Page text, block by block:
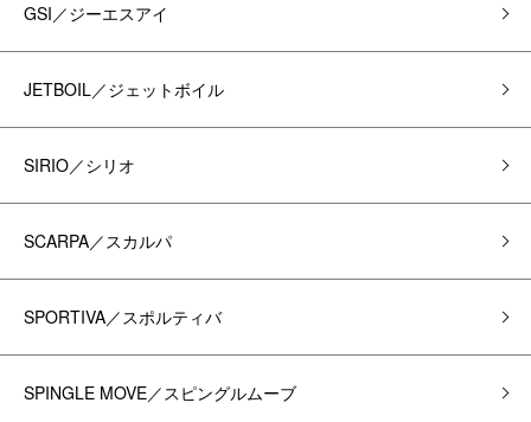
GSI／ジーエスアイ
JETBOIL／ジェットボイル
SIRIO／シリオ
SCARPA／スカルパ
SPORTIVA／スポルティバ
SPINGLE MOVE／スピングルムーブ